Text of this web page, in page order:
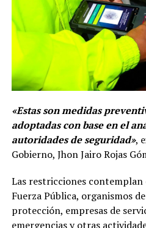
«Estas son medidas
adoptadas con base en el
autoridades de seguridad»,
Gobierno, Jhon Jairo Rojas
Las restricciones contemplan
Fuerza Pública, organismos
protección, empresas de
emergencias y otras